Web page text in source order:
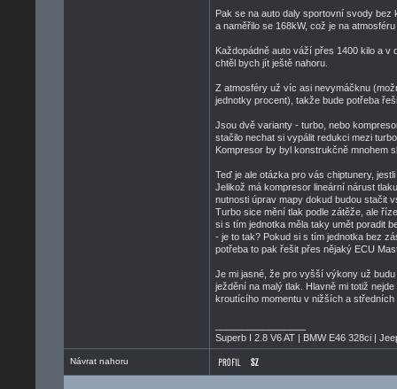
Pak se na auto daly sportovní svody bez
a naměřilo se 168kW, což je na
Každopádně auto váží přes 1400 kilo a v
chtěl bych jít ještě nahoru.
Z atmosféry už víc asi nevymáčknu
jednotky procent), takže bude potřeba
Jsou dvě varianty - turbo, nebo
stačilo nechat si vypálit redukci mezi
Kompresor by byl konstrukčně mnohem
Teď je ale otázka pro vás chiptunery,
Jelikož má kompresor lineární nárust
nutnosti úprav mapy dokud budou stačit
Turbo sice mění tlak podle zátěže, ale
si s tím jednotka měla taky umět poradit
- je to tak? Pokud si s tím jednotka bez
potřeba to pak řešit přes nějaký ECU
Je mi jasné, že pro vyšší výkony už
ježdění na malý tlak. Hlavně mi totiž
kroutícího momentu v nižších a
Superb I 2.8 V6 AT | BMW E46 328ci |
Návrat nahoru